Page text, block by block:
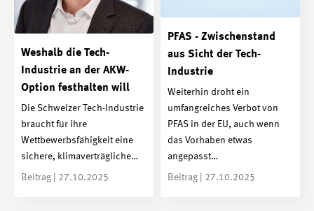
PFAS - Zwischenstand
aus Sicht der Tech-
Industrie
Weiterhin droht ein
umfangreiches Verbot von
PFAS in der EU, auch wenn
das Vorhaben etwas
angepasst…
Beitrag | 27.10.2025
Weshalb die Tech-
Industrie an der AKW-
Option festhalten will
Die Schweizer Tech-Industrie
braucht für ihre
Wettbewerbsfähigkeit eine
sichere, klimaverträgliche…
Beitrag | 27.10.2025